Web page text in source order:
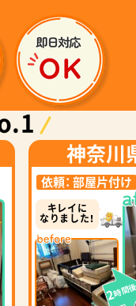
神奈川
依頼： 部屋片付け
キレイに
なりました！
2時間